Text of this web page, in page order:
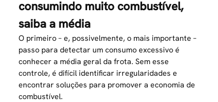
consumindo muito combustível,
saiba a média
O primeiro – e, possivelmente, o mais importante –
passo para detectar um consumo excessivo é
conhecer a média geral da frota. Sem esse
controle, é difícil identificar irregularidades e
encontrar soluções para promover aeconomia de
combustível.